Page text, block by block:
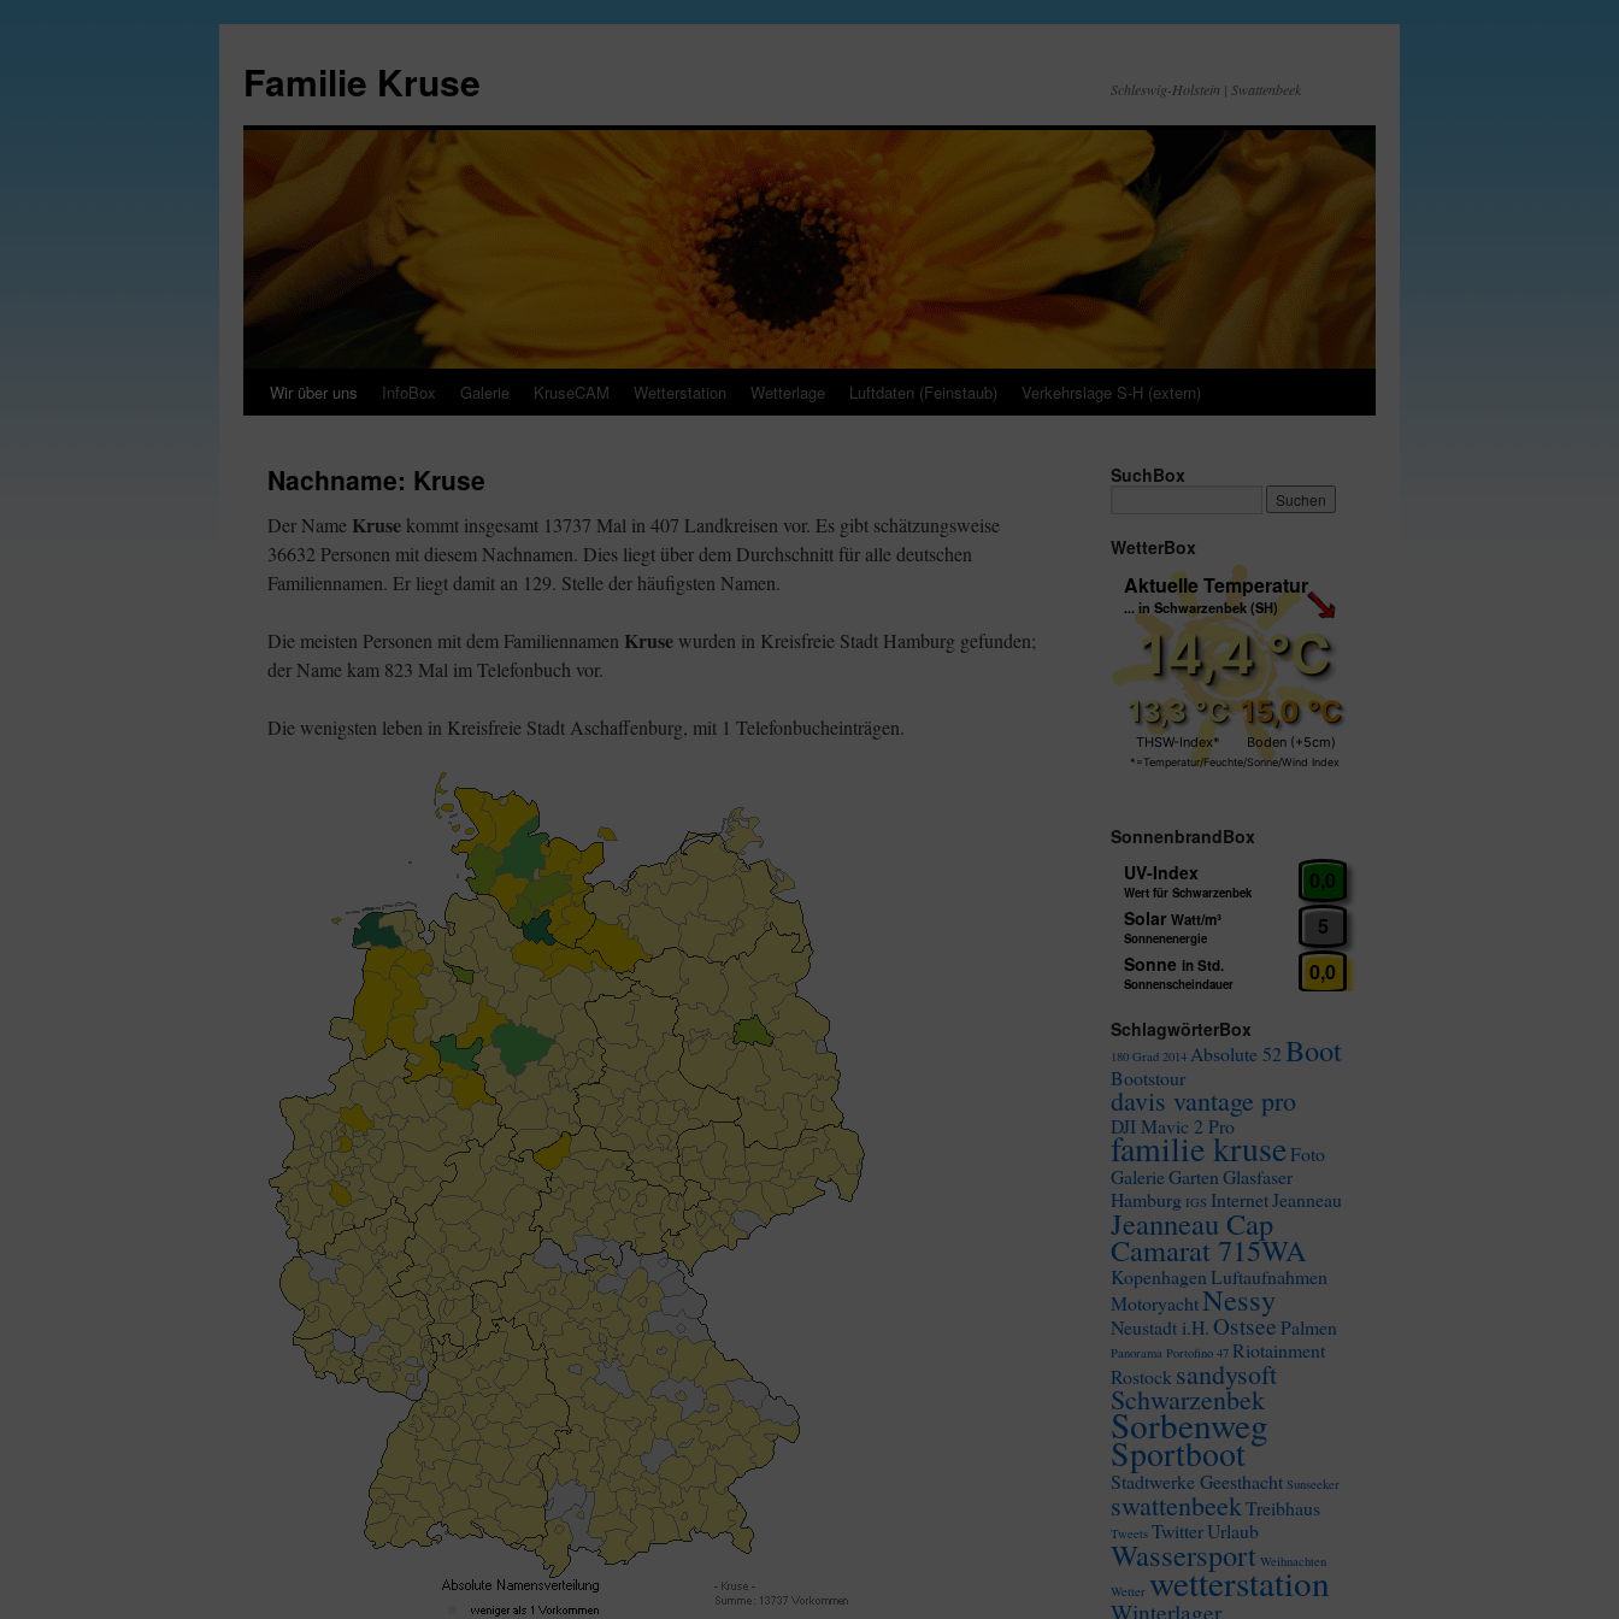
springen
Familie Kruse Schleswig-Holstein | Swattenbeek
Wir über uns InfoBox Galerie KruseCAM Wetterstation Wetterlage Luftdaten (Feinstaub) Verkehrslage S-H (extern)
Nachname: Kruse
Der Name Kruse kommt insgesamt 13737 Mal in 407 Landkreisen vor. Es gibt schätzungsweise
36632 Personen mit diesem Nachnamen. Dies liegt über dem Durchschnitt für alle deutschen
Familiennamen. Er liegt damit an 129. Stelle der häufigsten Namen.
Die meisten Personen mit dem Familiennamen Kruse wurden in Kreisfreie Stadt Hamburg gefunden;
der Name kam 823 Mal im Telefonbuch vor.
Die wenigsten leben in Kreisfreie Stadt Aschaffenburg, mit 1 Telefonbucheinträgen.
SuchBox
WetterBox
SonnenbrandBox
SchlagwörterBox
180 Grad 2014 Absolute 52 Boot
Bootstour
davis vantage pro
DJI Mavic 2 Pro
familie kruseFoto
GalerieGartenGlasfaser
Hamburg IGS InternetJeanneau
Jeanneau Cap
Camarat 715WA
Kopenhagen Luftaufnahmen
MotoryachtNessy
Neustadt i.H.Ostsee Palmen
Panorama Portofino 47 Riotainment
Rostock sandysoft
Schwarzenbek
Sorbenweg
Sportboot
Stadtwerke Geesthacht Sunseeker
swattenbeekTreibhaus
Tweets TwitterUrlaub
Wassersport Weihnachten
Wetter wetterstation
Winterlager